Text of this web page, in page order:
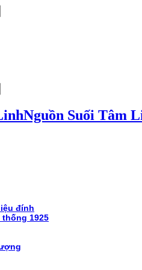
Nguồn Suối Tâm
đính
1925